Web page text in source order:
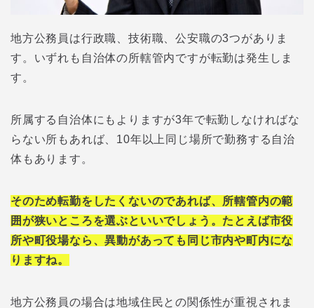
地方公務員は行政職、技術職、公安職の3つがありま
す。いずれも自治体の所轄管内ですが転勤は発生しま
す。
所属する自治体にもよりますが3年で転勤しなければな
らない所もあれば、10年以上同じ場所で勤務する自治
体もあります。
そのため転勤をしたくないのであれば、所轄管内の範
囲が狭いところを選ぶといいでしょう。たとえば市役
所や町役場なら、異動があっても同じ市内や町内にな
りますね。
地方公務員の場合は地域住民との関係性が重視されま